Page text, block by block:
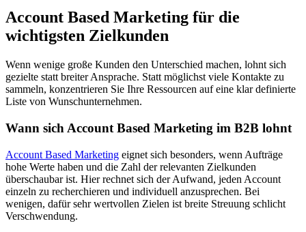
Account Based Marketing für die
wichtigsten Zielkunden
Wenn wenige große Kunden den Unterschied machen, lohnt sich
gezielte statt breiter Ansprache. Statt möglichst viele Kontakte zu
sammeln, konzentrieren Sie Ihre Ressourcen auf eine klar definierte
Liste von Wunschunternehmen.
Wann sich Account Based Marketing im B2B lohnt
Account Based Marketing eignet sich besonders, wenn Aufträge
hohe Werte haben und die Zahl der relevanten Zielkunden
überschaubar ist. Hier rechnet sich der Aufwand, jeden Account
einzeln zu recherchieren und individuell anzusprechen. Bei
wenigen, dafür sehr wertvollen Zielen ist breite Streuung schlicht
Verschwendung.